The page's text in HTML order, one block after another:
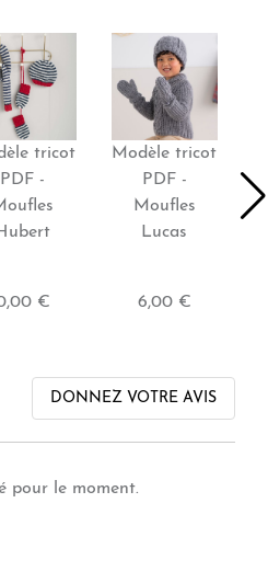
tricot
PDF -
€
Modèle tricot
PDF -
Moufles
Lucas
6,00 €
DONNEZ VOTRE AVIS
pour le moment.